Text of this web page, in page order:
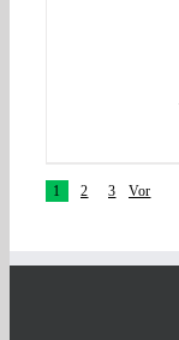
1 2 3 Vor